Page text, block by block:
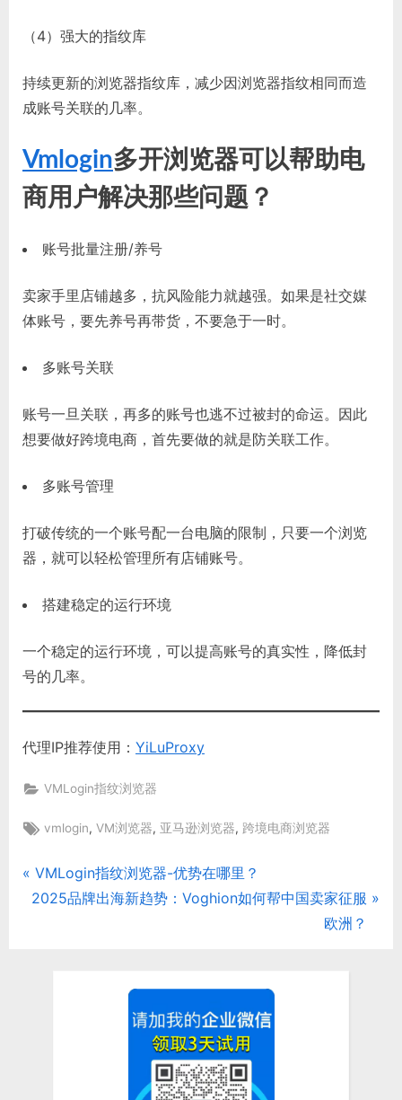
（4）强大的指纹库
持续更新的浏览器指纹库，减少因浏览器指纹相同而造
成账号关联的几率。
Vmlogin多开浏览器可以帮助电
商用户解决那些问题？
账号批量注册/养号
卖家手里店铺越多，抗风险能力就越强。如果是社交媒
体账号，要先养号再带货，不要急于一时。
多账号关联
账号一旦关联，再多的账号也逃不过被封的命运。因此
想要做好跨境电商，首先要做的就是防关联工作。
多账号管理
打破传统的一个账号配一台电脑的限制，只要一个浏览
器，就可以轻松管理所有店铺账号。
搭建稳定的运行环境
一个稳定的运行环境，可以提高账号的真实性，降低封
号的几率。
代理IP推荐使用： YiLuProxy
VMLogin指纹浏览器
Tags:
vmlogin,VM浏览器, 亚马逊浏览器, 跨境电商浏览器
文
P
r
VMLogin指纹浏览器-优势在哪里？
N
2025品牌出海新趋势：Voghion如何帮中国卖家征服
欧洲？